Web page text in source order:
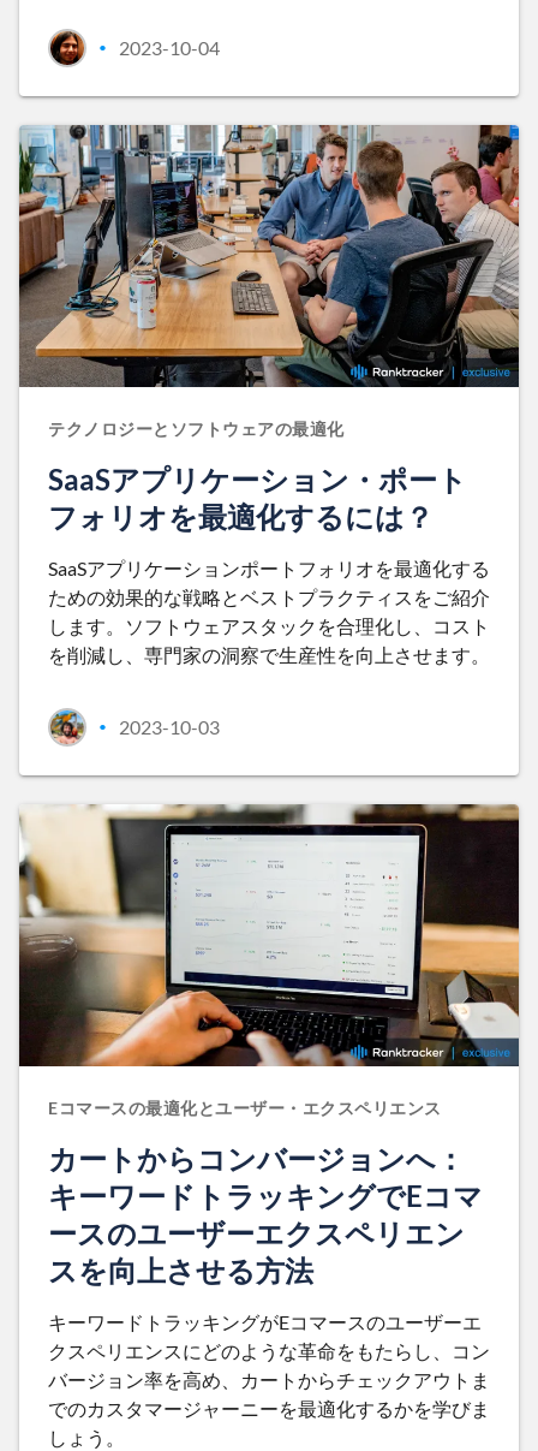
• 2023-10-04
テクノロジーとソフトウェアの最適化
SaaSアプリケーション・ポート
フォリオを最適化するには？
SaaSアプリケーションポートフォリオを最適化する
ための効果的な戦略とベストプラクティスをご紹介
します。ソフトウェアスタックを合理化し、コスト
を削減し、専門家の洞察で生産性を向上させます。
• 2023-10-03
Eコマースの最適化とユーザー・エクスペリエンス
カートからコンバージョンへ：
キーワードトラッキングでEコマ
ースのユーザーエクスペリエン
スを向上させる方法
キーワードトラッキングがEコマースのユーザーエ
クスペリエンスにどのような革命をもたらし、コン
バージョン率を高め、カートからチェックアウトま
でのカスタマージャーニーを最適化するかを学びま
しょう。